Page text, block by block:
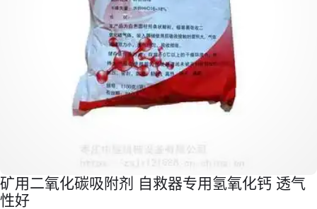
矿用二氧化碳吸附剂 自救器专用氢氧化钙 透气
性好